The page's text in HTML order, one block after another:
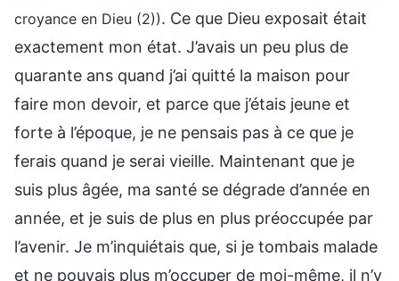
croyance en Dieu (2)). Ce que Dieu exposait était
exactement mon état. J’avais un peu plus de
quarante ans quand j’ai quitté la maison pour
faire mon devoir, et parce que j’étais jeune et
forte à l’époque, je ne pensais pas à ce que je
ferais quand je serai vieille. Maintenant que je
suis plus âgée, ma santé se dégrade d’année en
année, et je suis de plus en plus préoccupée par
l’avenir. Je m’inquiétais que, si je tombais malade
et ne pouvais plus m’occuper de moi-même, il n’y